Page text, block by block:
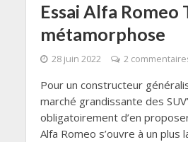
Essai Alfa Romeo
métamorphose
28 juin 2022 2
Pour un constructeur
marché grandissante des
obligatoirement d’en
Alfa Romeo s’ouvre à un plus